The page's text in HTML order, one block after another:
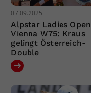
07.09.2025
Alpstar Ladies Open
Vienna W75: Kraus
gelingt Österreich-
Double